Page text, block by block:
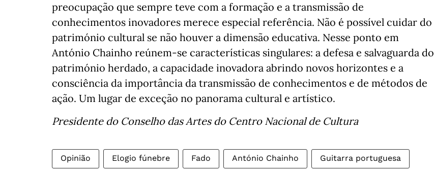
preocupação que sempre teve com a formação e a transmissão de
conhecimentos inovadores merece especial referência. Não é possível cuidar do
património cultural se não houver a dimensão educativa. Nesse ponto em
António Chainho reúnem-se características singulares: a defesa e salvaguarda do
património herdado, a capacidade inovadora abrindo novos horizontes e a
consciência da importância da transmissão de conhecimentos e de métodos de
ação. Um lugar de exceção no panorama cultural e artístico.
Presidente do Conselho das Artes do Centro Nacional de Cultura
Opinião Elogio fúnebre Fado António Chainho Guitarra portuguesa